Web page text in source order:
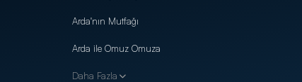
Arda'nın Mutfağı
Arda ile Omuz Omuza
Daha Fazla